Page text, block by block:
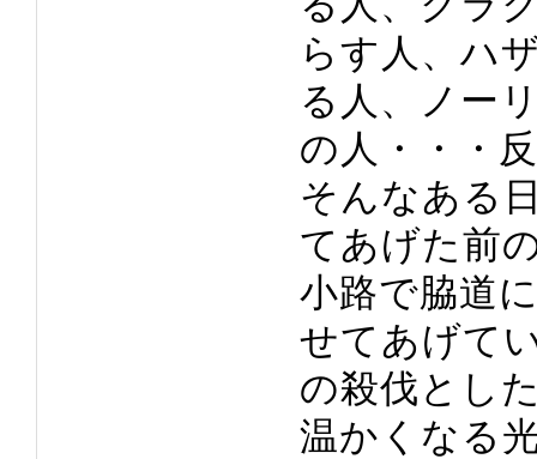
らす人、ハ
る人、ノー
の人・・・
そんなある
てあげた前
小路で脇道
せてあげて
の殺伐とし
温かくなる